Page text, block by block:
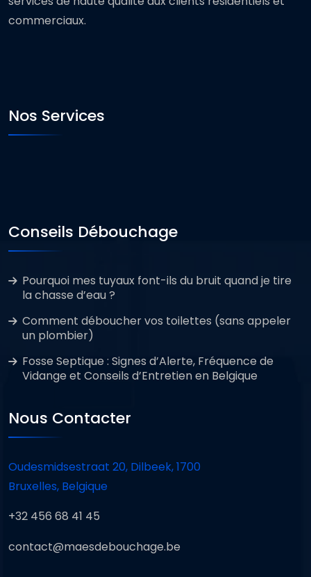
commerciaux.
Nos Services
Conseils Débouchage
Pourquoi mes tuyaux font-ils du bruit quand je tire
la chasse d’eau ?
Comment déboucher vos toilettes (sans appeler
un plombier)
Fosse Septique : Signes d’Alerte, Fréquence de
Vidange et Conseils d’Entretien en Belgique
Nous Contacter
Oudesmidsestraat 20, Dilbeek, 1700
Bruxelles, Belgique
+32 456 68 41 45
contact@maesdebouchage.be